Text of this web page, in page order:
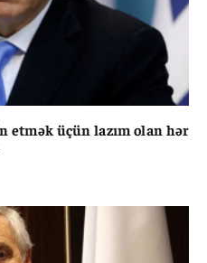
üçün lazım olan hər